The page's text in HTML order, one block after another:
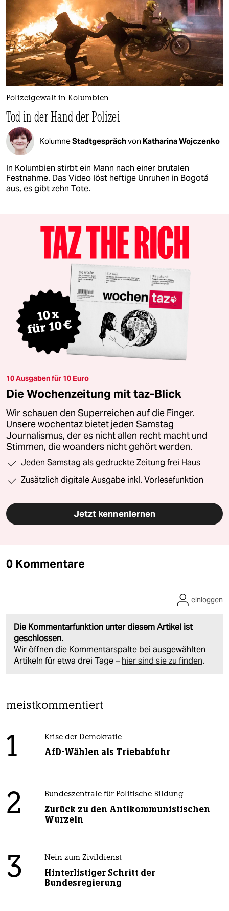
Polizeigewalt in Kolumbien
Tod in der Hand der Polizei
KolumneStadtgesprächvon Katharina Wojczenko
In Kolumbien stirbt ein Mann nach einer brutalen
Festnahme. Das Video löst heftige Unruhen in Bogotá
aus, es gibt zehn Tote.
10 Ausgaben für 10 Euro
Die Wochenzeitung mit taz-Blick
Wir schauen den Superreichen auf die Finger.
Unsere wochentaz bietet jeden Samstag
Journalismus, der es nicht allen recht macht und
Stimmen, die woanders nicht gehört werden.
Jeden Samstag als gedruckte Zeitung frei Haus
Zusätzlich digitale Ausgabe inkl. Vorlesefunktion
Jetzt kennenlernen
0 Kommentare
Die Kommentarfunktion unter diesem Artikel ist
geschlossen.
Wir öffnen die Kommentarspalte bei ausgewählten
Artikeln für etwa drei Tage – hier sind sie zu finden.
einloggen
meistkommentiert
1 Krise der Demokratie
AfD-Wählen als Triebabfuhr
2 Bundeszentrale für Politische Bildung
Zurück zu den Antikommunistischen
Wurzeln
3 Nein zum Zivildienst
Hinterlistiger Schritt der
Bundesregierung